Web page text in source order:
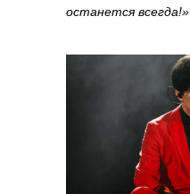
останется всегда!»